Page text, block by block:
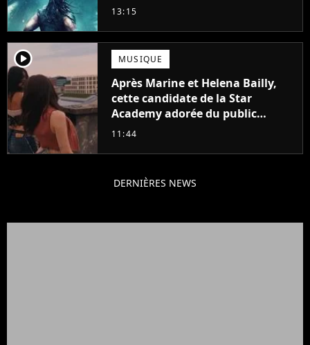
science-fiction vieille de 40 ans
13:15
player2 MUSIQUE
Après Marine et Helena Bailly,
cette candidate de la Star
Academy adorée du public
annonce son premier album,
11:44
DERNIÈRES NEWS